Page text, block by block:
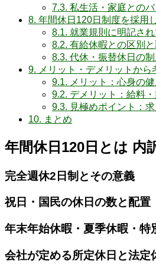
7.3. 私生活・家庭との
8. 年間休日120日制度を採用
8.1. 就業規則に明記さ
8.2. 有給休暇との区別
8.3. 代休・振替休日の
9. メリット・デメリットか
9.1. メリット：心身の
9.2. デメリット：給料
9.3. 見極めポイント：
10. まとめ
年間休日120日とは 内
完全週休2日制とその意義
祝日・国民の休日の数と配置
年末年始休暇・夏季休暇・特
会社が定める所定休日と法定